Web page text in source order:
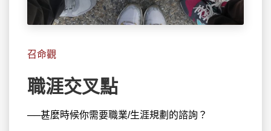
召命觀
職涯交叉點
──甚麼時候你需要職業/生涯規劃的諮詢？